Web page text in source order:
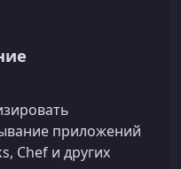
приложений
Chef и других